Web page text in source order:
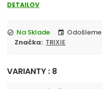
Cestovanie so psom
Antiparazitiká pre psov
DETAILOV
check_circle Na Sklade event Odošleme
Značka:
TRIXIE
VARIANTY : 8